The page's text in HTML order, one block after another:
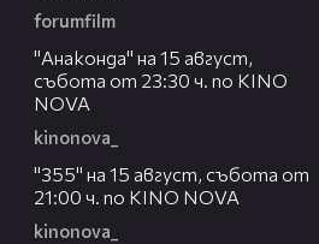
forumfilm
"Анаконда" на 15 август,
събота от 23:30 ч. по KINO
NOVA
kinonova_
"355" на 15 август, събота от
21:00 ч. по KINO NOVA
kinonova_